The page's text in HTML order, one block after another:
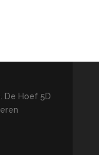
De Hoef 5D